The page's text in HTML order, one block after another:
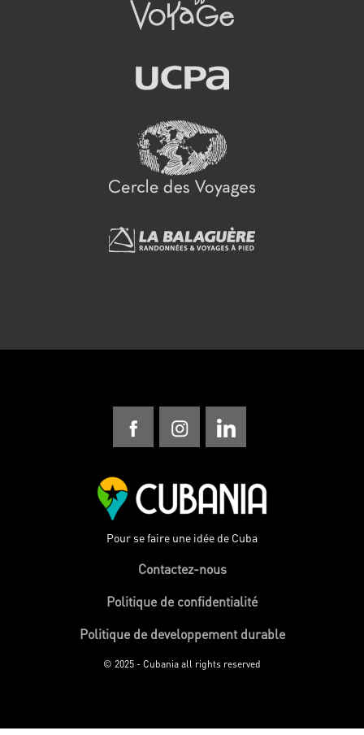
Pour se faire une idée de Cuba
Contactez-nous
Politique de confidentialité
Politique de developpement durable
© 2025 - Cubania all rights reserved